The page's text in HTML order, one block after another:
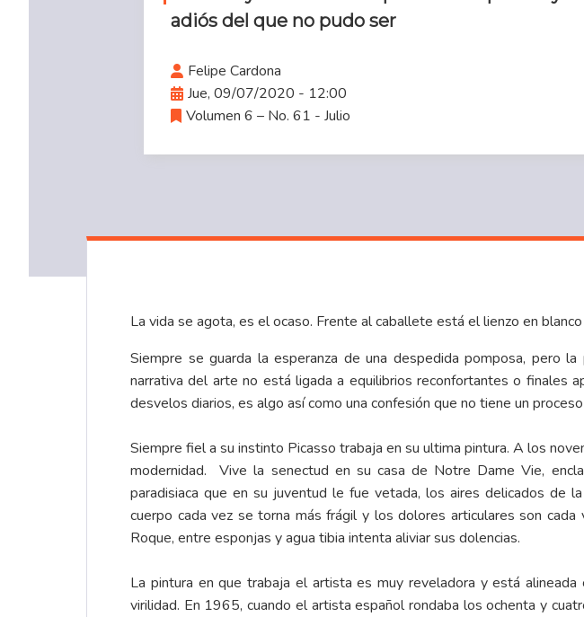
adiós del que no pudo ser
Felipe Cardona
Jue, 09/07/2020 - 12:00
Volumen 6 – No. 61 - Julio
La vida se agota, es el ocaso. Frente al caballete está el lienzo en
Siempre se guarda la esperanza de una despedida pomposa, pero
narrativa del arte no está ligada a equilibrios reconfortantes o finales
desvelos diarios, es algo así como una confesión que no tiene un
Siempre fiel a su instinto Picasso trabaja en su ultima pintura. A los
modernidad. Vive la senectud en su casa de Notre Dame Vie,
paradisiaca que en su juventud le fue vetada, los aires delicados de
cuerpo cada vez se torna más frágil y los dolores articulares son
Roque, entre esponjas y agua tibia intenta aliviar sus dolencias.
La pintura en que trabaja el artista es muy reveladora y está
virilidad. En 1965, cuando el artista español rondaba los ochenta y